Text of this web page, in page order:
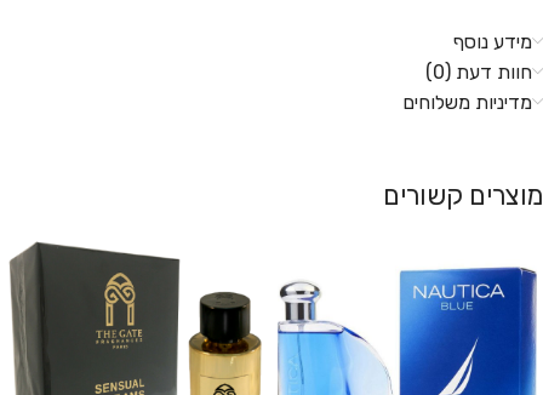
מידע נוסף
חוות דעת (0)
מדיניות משלוחים
מוצרים קשורים